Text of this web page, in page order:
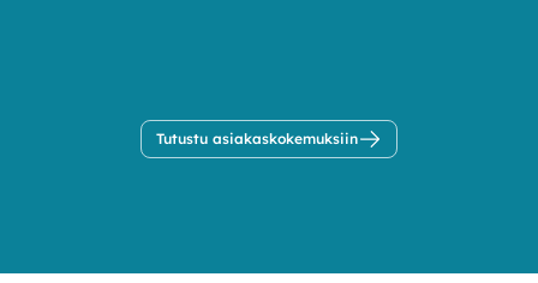
Tutustu asiakaskokemuksiin